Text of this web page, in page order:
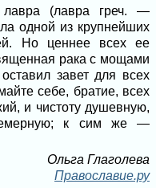
лавра (лавра греч. —
одной из крупнейших
Но ценнее всех ее
рака с мощами
завет для всех
себе, братие, всех
и чистоту душевную,
к сим же —
Ольга Глаголева
Православие.ру